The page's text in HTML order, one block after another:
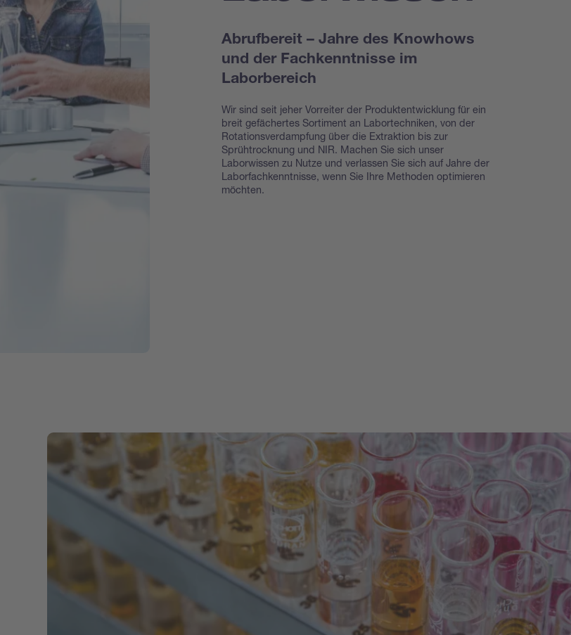
Abrufbereit – Jahre des Knowhows
und der Fachkenntnisse im
Laborbereich
Wir sind seit jeher Vorreiter der Produktentwicklung für ein
breit gefächertes Sortiment an Labortechniken, von der
Rotationsverdampfung über die Extraktion bis zur
Sprühtrocknung und NIR. Machen Sie sich unser
Laborwissen zu Nutze und verlassen Sie sich auf Jahre der
Laborfachkenntnisse, wenn Sie Ihre Methoden optimieren
möchten.